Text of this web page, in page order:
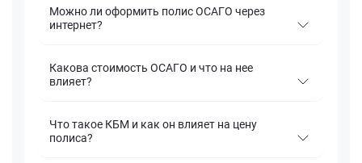
Можно ли оформить полис ОСАГО через
интернет?
Какова стоимость ОСАГО и что на нее
влияет?
Что такое КБМ и как он влияет на цену
полиса?